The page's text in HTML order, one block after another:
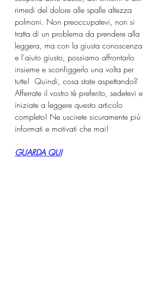
rimedi del dolore alle spalle altezza
polmoni. Non preoccupatevi, non si
tratta di un problema da prendere alla
leggera, ma con la giusta conoscenza
e l'aiuto giusto, possiamo affrontarlo
insieme e sconfiggerlo una volta per
tutte!  Quindi, cosa state aspettando?
Afferrate il vostro tè preferito, sedetevi e
iniziate a leggere questo articolo
completo! Ne uscirete sicuramente più
informati e motivati ​​che mai!
GUARDA QUI